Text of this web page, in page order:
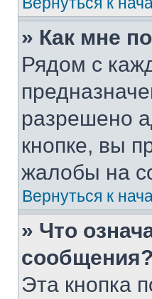
» Как мне
Рядом с
разрешено
кнопке, вы
жалобы на
Вернуться к
» Что
сообщения?
Эта кнопка